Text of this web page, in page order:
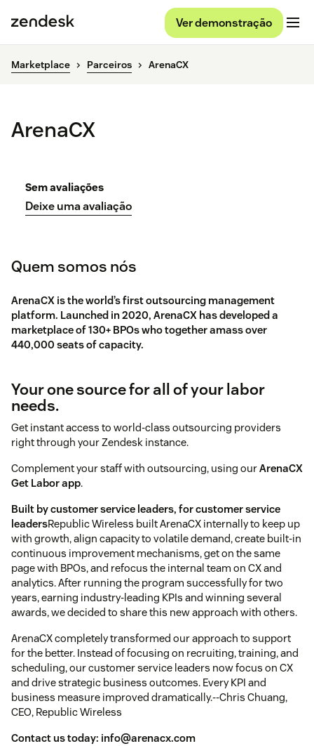
Ver demonstração
Marketplace Parceiros ArenaCX
ArenaCX
Sem avaliações
Deixe uma avaliação
Quem somos nós
ArenaCX is the world’s first outsourcing management
platform. Launched in 2020, ArenaCX has developed a
marketplace of 130+ BPOs who together amass over
440,000 seats of capacity.
Your one source for all of your labor
needs.
Get instant access to world-class outsourcing providers
right through your Zendesk instance.
Complement your staff with outsourcing, using ourArenaCX
Get Labor app.
Built by customer service leaders, for customer service
leadersRepublic Wireless built ArenaCX internally to keep up
with growth, align capacity to volatile demand, create built-in
continuous improvement mechanisms, get on the same
page with BPOs, and refocus the internal team on CX and
analytics. After running the program successfully for two
years, earning industry-leading KPIs and winning several
awards, we decided to share this new approach with others.
ArenaCX completely transformed our approach to support
for the better. Instead of focusing on recruiting, training, and
scheduling, our customer service leaders now focus on CX
and drive strategic business outcomes. Every KPI and
business measure improved dramatically.--Chris Chuang,
CEO, Republic Wireless
Contact us today: info@arenacx.com